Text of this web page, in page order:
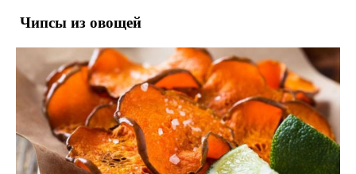
Чипсы из овощей